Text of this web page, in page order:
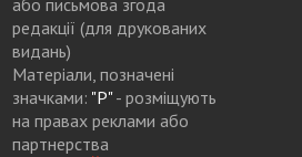
або письмова згода
редакції (для друкованих
видань)
Матеріали, позначені
значками: "Р"- розміщують
на правах реклами або
партнерства